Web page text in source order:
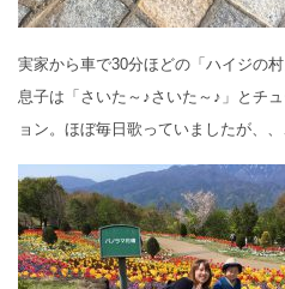
実家から車で30分ほどの「ハイジの
息子は「さいた～♪さいた～♪」とチ
ョン。ほぼ毎日歌っていましたが、、